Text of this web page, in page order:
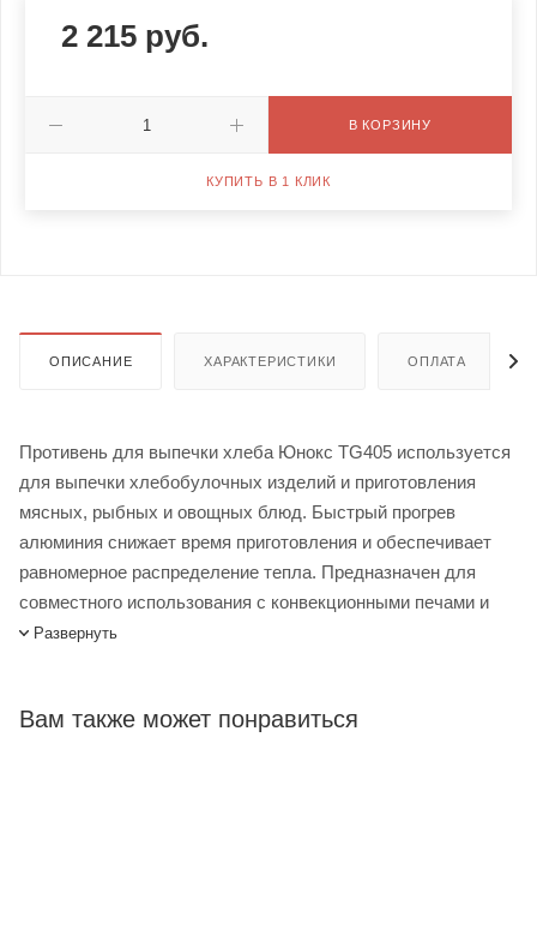
2 215 руб.
В КОРЗИНУ
КУПИТЬ В 1 КЛИК
ОПИСАНИЕ ХАРАКТЕРИСТИКИ ОПЛАТА
Противень для выпечки хлеба Юнокс TG405 используется
для выпечки хлебобулочных изделий и приготовления
мясных, рыбных и овощных блюд. Быстрый прогрев
алюминия снижает время приготовления и обеспечивает
равномерное распределение тепла. Предназначен для
совместного использования с конвекционными печами и
пекарскими шкафами.
магазине Лигабаршоп по выгодной цене. Уточнить наличие,
Развернуть
Вам также может понравиться